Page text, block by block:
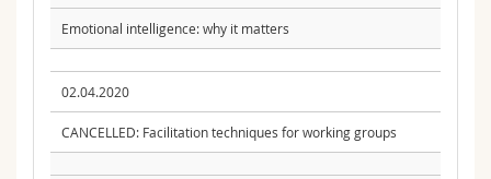
Emotional intelligence: why it matters
02.04.2020
CANCELLED: Facilitation techniques for working groups